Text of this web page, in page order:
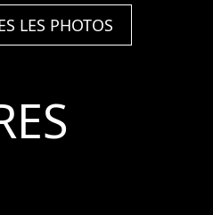
LES PHOTOS